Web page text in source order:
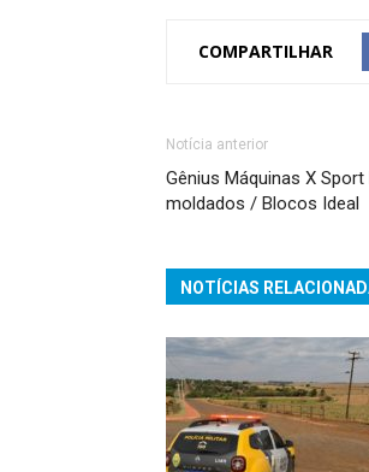
COMPARTILHAR
Notícia anterior
Gênius Máquinas X
moldados / Blocos Ideal
NOTÍCIAS